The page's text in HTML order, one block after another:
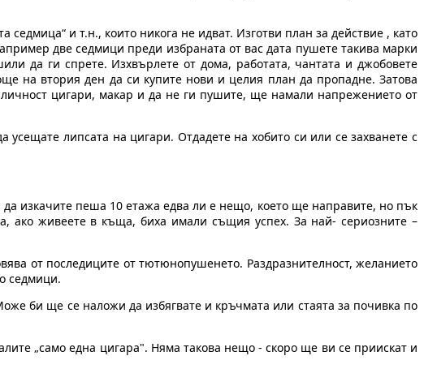
седмица“ и т.н., които никога не идват. Изготви план за действие , като
две седмици преди избраната от вас дата пушете такива марки
да ги спрете. Изхвърлете от дома, работата, чантата и джобовете
на втория ден да си купите нови и целия план да пропадне. Затова
цигари, макар и да не ги пушите, ще намали напрежението от
липсата на цигари. Отдадете на хобито си или се захванете с
да изкачите пеша 10 етажа едва ли е нещо, което ще направите, но пък
ако живеете в къща, биха имали същия успех. За най- сериозните –
от последиците от тютюнопушенето. Раздразнителност, желанието
седмици.
би ще се наложи да избягвате и кръчмата или стаята за почивка по
„само една цигара". Няма такова нещо - скоро ще ви се приискат и